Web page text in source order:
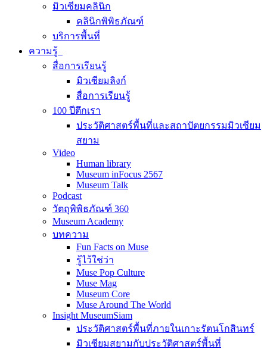
มิวเซียมคลินิก
คลินิกพิพิธภัณฑ์
บริการพื้นที่
ความรู้
สื่อการเรียนรู้
มิวเซียมลิงก์
สื่อการเรียนรู้
100 ปีตึกเรา
ประวัติศาสตร์พื้นที่และสถาปัตยกรรมมิวเซียม
สยาม
Video
Human library
Museum inFocus 2567
Museum Talk
Podcast
วัตถุพิพิธภัณฑ์ 360
Museum Academy
บทความ
Fun Facts on Muse
รู้ไว้ใช่ว่า
Muse Pop Culture
Muse Mag
Museum Core
Muse Around The World
Insight MuseumSiam
ประวัติศาสตร์พื้นที่ภายในเกาะรัตนโกสินทร์
มิวเซียมสยามกับประวัติศาสตร์พื้นที่